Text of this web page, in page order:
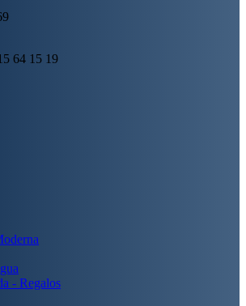
64 15 19
- Regalos